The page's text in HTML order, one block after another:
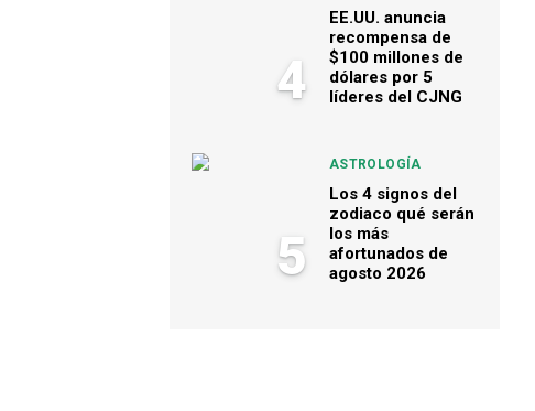
4
EE.UU. anuncia
recompensa de
$100 millones de
dólares por 5
líderes del CJNG
5
ASTROLOGÍA
Los 4 signos del
zodiaco qué serán
los más
afortunados de
agosto 2026